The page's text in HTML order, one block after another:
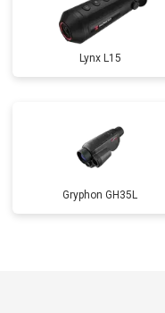
Lynx L15
Gryphon GH35L